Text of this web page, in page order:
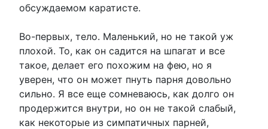
обсуждаемом каратисте.
Во-первых, тело. Маленький, но не такой уж
плохой. То, как он садится на шпагат и все
такое, делает его похожим на фею, но я
уверен, что он может пнуть парня довольно
сильно. Я все еще сомневаюсь, как долго он
продержится внутри, но он не такой слабый,
как некоторые из симпатичных парней,